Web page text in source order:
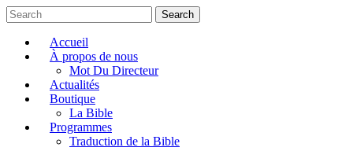
Search
Accueil
À propos de nous
Mot Du Directeur
Actualités
Boutique
La Bible
Programmes
Traduction de la Bible